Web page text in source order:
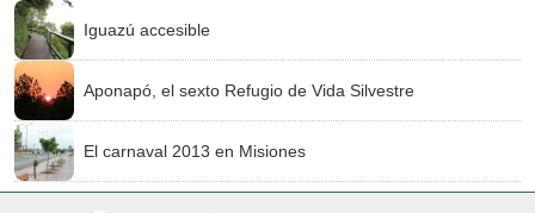
Iguazú accesible
Aponapó, el sexto Refugio de Vida Silvestre
El carnaval 2013 en Misiones